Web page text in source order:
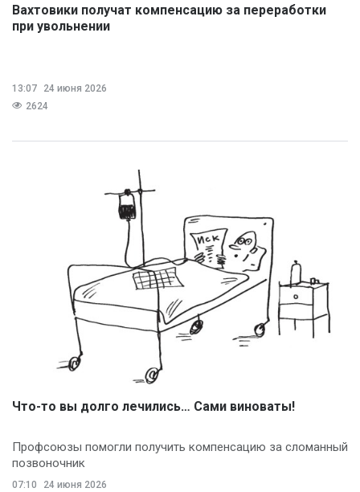
Вахтовики получат компенсацию за переработки
при увольнении
13:07
24 июня 2026
2624
Что-то вы долго лечились… Сами виноваты!
Профсоюзы помогли получить компенсацию за сломанный
позвоночник
07:10
24 июня 2026